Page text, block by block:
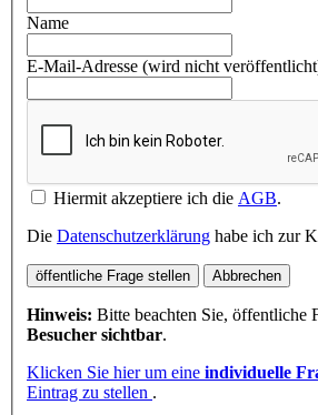
Name
E-Mail-Adresse (wird nicht
Hiermit akzeptiere ich die AGB.
Die Datenschutzerklärung habe ich zur
öffentliche Frage stellen Abbrechen
Hinweis: Bitte beachten Sie, öffentliche
Besucher sichtbar.
Klicken Sie hier um eine individuelle
Eintrag zu stellen .